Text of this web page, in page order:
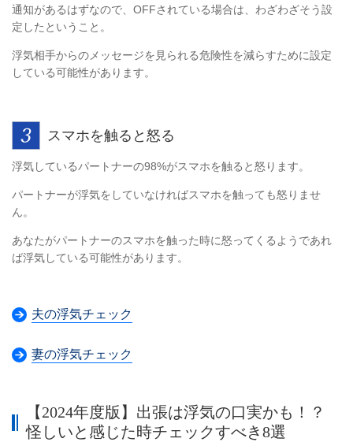
通知があるはずなので、OFFされている場合は、わざわざそう設
定したということ。
浮気相手からのメッセージを見られる危険性を減らすために設定
している可能性があります。
スマホを触ると怒る
浮気しているパートナーの98%がスマホを触ると怒ります。
パートナーが浮気をしていなければスマホを触っても怒りませ
ん。
あなたがパートナーのスマホを触った時に怒ってくるようであれ
ば浮気している可能性があります。
夫の浮気チェック
妻の浮気チェック
【2024年度版】出張は浮気の口実かも！？
怪しいと感じた時チェックすべき8選